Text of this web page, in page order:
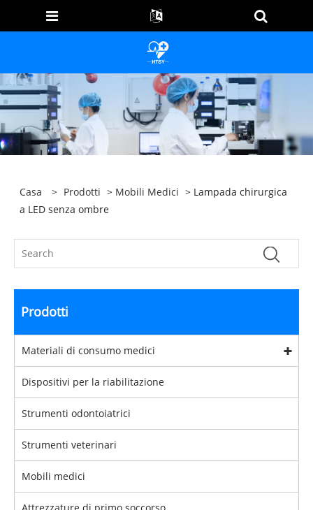
Casa > Prodotti > Mobili Medici > Lampada chirurgica
a LED senza ombre
Prodotti
Materiali di consumo medici
Dispositivi per la riabilitazione
Strumenti odontoiatrici
Strumenti veterinari
Mobili medici
Attrezzature di primo soccorso